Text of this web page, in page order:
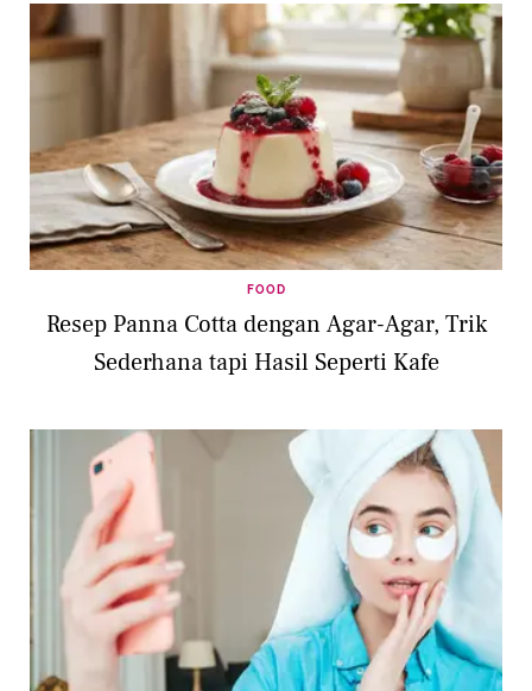
FOOD
Resep Panna Cotta dengan Agar-Agar, Trik
Sederhana tapi Hasil Seperti Kafe